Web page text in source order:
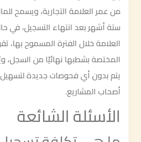
من عمر العلامة التجارية، ويسمح
ستة أشهر بعد انتهاء التسجيل، في
العلامة خلال الفترة المسموح بها،
المختصة بشطبها نهائيًا من السجل،
يتم بدون أي فحوصات جديدة
أصحاب المشاريع.
الأسئلة الشائعة